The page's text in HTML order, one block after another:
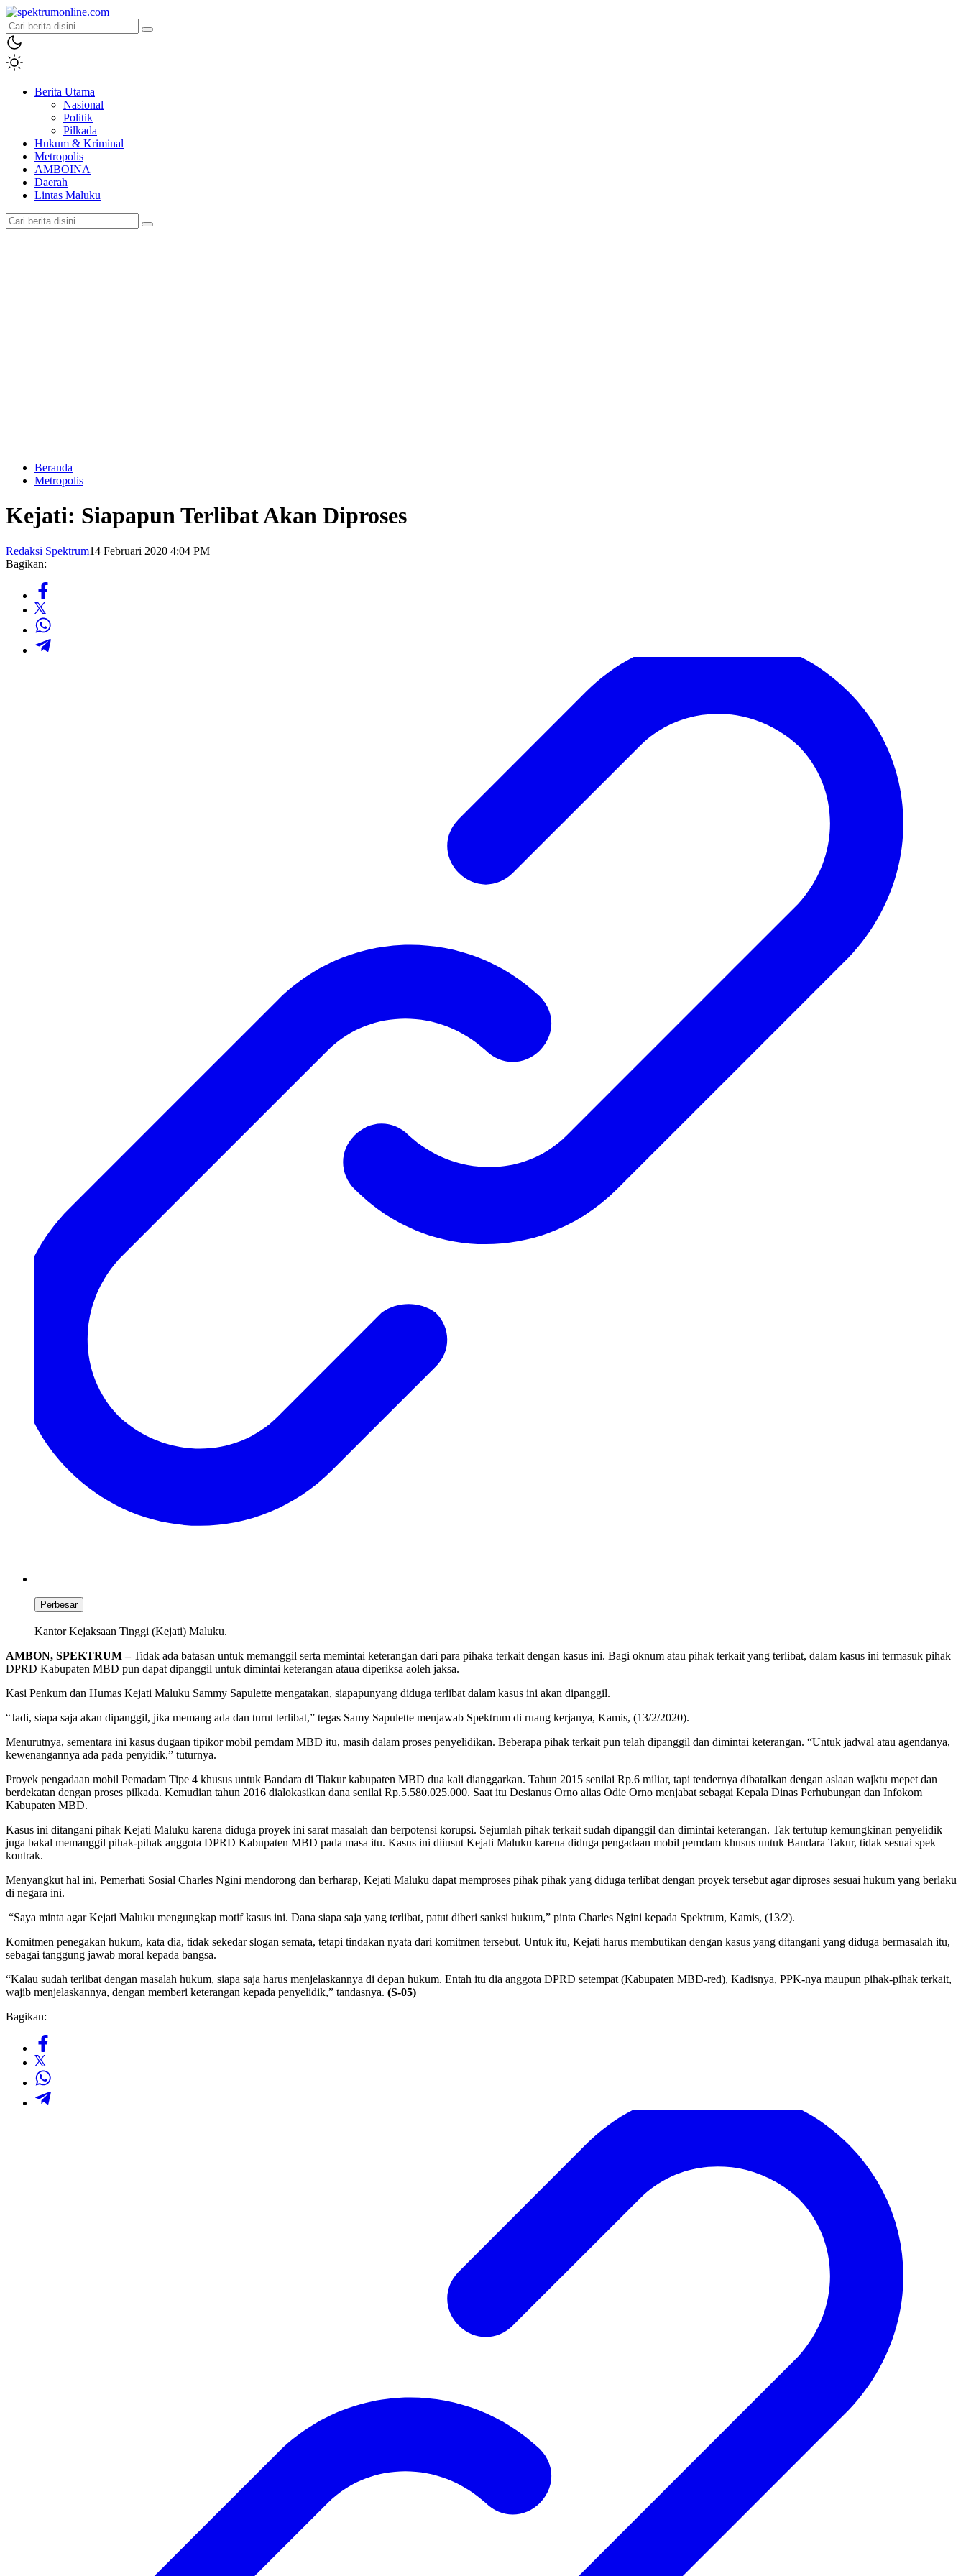
spektrumonline.com
Berita Utama
Nasional
Politik
Pilkada
Hukum & Kriminal
Metropolis
AMBOINA
Daerah
Lintas Maluku
Beranda
Metropolis
Kejati: Siapapun Terlibat Akan Diproses
Redaksi Spektrum14 Februari 2020 4:04 PM
Bagikan:
Perbesar
Kantor Kejaksaan Tinggi (Kejati) Maluku.
AMBON, SPEKTRUM –Tidak ada batasan untuk memanggil serta memintai keterangan dari para pihaka terkait dengan kasus ini. Bagi oknum atau pihak terkait yang terlibat, dalam kasus ini termasuk pihak
DPRD Kabupaten MBD pun dapat dipanggil untuk dimintai keterangan ataua diperiksa aoleh jaksa.
Kasi Penkum dan Humas Kejati Maluku Sammy Sapulette mengatakan, siapapunyang diduga terlibat dalam kasus ini akan dipanggil.
“Jadi, siapa saja akan dipanggil, jika memang ada dan turut terlibat,” tegas Samy Sapulette menjawab Spektrum di ruang kerjanya, Kamis, (13/2/2020).
Menurutnya, sementara ini kasus dugaan tipikor mobil pemdam MBD itu, masih dalam proses penyelidikan. Beberapa pihak terkait pun telah dipanggil dan dimintai keterangan. “Untuk jadwal atau agendanya,
kewenangannya ada pada penyidik,” tuturnya.
Proyek pengadaan mobil Pemadam Tipe 4 khusus untuk Bandara di Tiakur kabupaten MBD dua kali dianggarkan. Tahun 2015 senilai Rp.6 miliar, tapi tendernya dibatalkan dengan aslaan wajktu mepet dan
berdekatan dengan proses pilkada. Kemudian tahun 2016 dialokasikan dana senilai Rp.5.580.025.000. Saat itu Desianus Orno alias Odie Orno menjabat sebagai Kepala Dinas Perhubungan dan Infokom
Kabupaten MBD.
Kasus ini ditangani pihak Kejati Maluku karena diduga proyek ini sarat masalah dan berpotensi korupsi. Sejumlah pihak terkait sudah dipanggil dan dimintai keterangan. Tak tertutup kemungkinan penyelidik
juga bakal memanggil pihak-pihak anggota DPRD Kabupaten MBD pada masa itu. Kasus ini diiusut Kejati Maluku karena diduga pengadaan mobil pemdam khusus untuk Bandara Takur, tidak sesuai spek
kontrak.
Menyangkut hal ini, Pemerhati Sosial Charles Ngini mendorong dan berharap, Kejati Maluku dapat memproses pihak pihak yang diduga terlibat dengan proyek tersebut agar diproses sesuai hukum yang berlaku
di negara ini.
“Saya minta agar Kejati Maluku mengungkap motif kasus ini. Dana siapa saja yang terlibat, patut diberi sanksi hukum,” pinta Charles Ngini kepada Spektrum, Kamis, (13/2).
Komitmen penegakan hukum, kata dia, tidak sekedar slogan semata, tetapi tindakan nyata dari komitmen tersebut. Untuk itu, Kejati harus membutikan dengan kasus yang ditangani yang diduga bermasalah itu,
sebagai tanggung jawab moral kepada bangsa.
“Kalau sudah terlibat dengan masalah hukum, siapa saja harus menjelaskannya di depan hukum. Entah itu dia anggota DPRD setempat (Kabupaten MBD-red), Kadisnya, PPK-nya maupun pihak-pihak terkait,
wajib menjelaskannya, dengan memberi keterangan kepada penyelidik,” tandasnya. (S-05)
Bagikan: